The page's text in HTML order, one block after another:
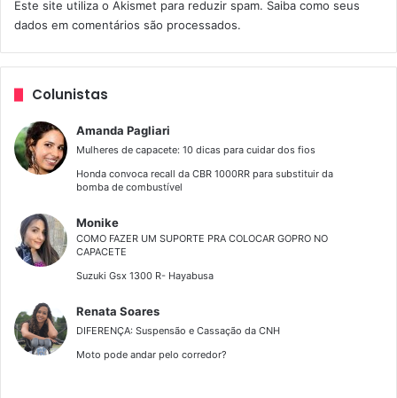
Gostou? Comenta
Este site utiliza o Akismet para reduzir spam. Saiba como seus
dados em comentários são processados.
Colunistas
Amanda Pagliari
Mulheres de capacete: 10 dicas para cuidar dos fios
Honda convoca recall da CBR 1000RR para substituir da
bomba de combustível
Monike
COMO FAZER UM SUPORTE PRA COLOCAR GOPRO NO
CAPACETE
Suzuki Gsx 1300 R- Hayabusa
Renata Soares
DIFERENÇA: Suspensão e Cassação da CNH
Moto pode andar pelo corredor?